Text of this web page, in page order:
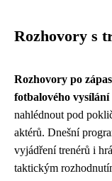
Rozhovory s
Rozhovory po
fotbalového vysílání
nahlédnout pod
aktérů. Dnešní
vyjádření trenérů i
taktickým